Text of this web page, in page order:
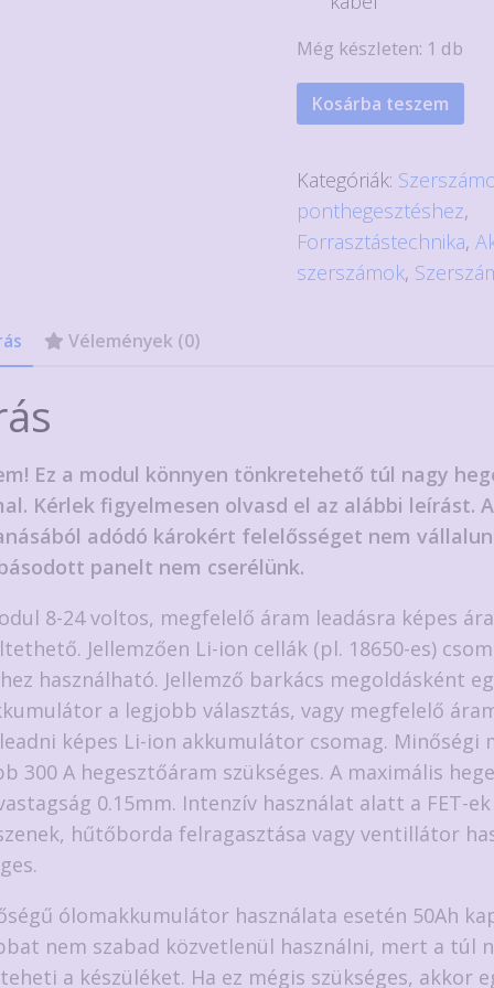
Még készleten: 1 db
DC
ponthegesztő
900A
mennyiség
Kosárba teszem
Kategóriák:
ponthegesztéshez,
Forrasztástechnika,
szerszámok,
Vélemények (0)
Ez a modul könnyen tönkretehető túl nagy
Kérlek figyelmesen olvasd el az alábbi leírást.
adódó károkért felelősséget nem
panelt nem cserélünk.
8-24 voltos, megfelelő áram leadásra képes
Jellemzően Li-ion cellák (pl. 18650-es)
használható. Jellemző barkács megoldásként
a legjobb választás, vagy megfelelő
képes Li-ion akkumulátor csomag. Minőségi
300 A hegesztőáram szükséges. A maximális
0.15mm. Intenzív használat alatt a FET-
hűtőborda felragasztása vagy ventillátor
ólomakkumulátor használata esetén 50Ah
nem szabad közvetlenül használni, mert a túl
a készüléket. Ha ez mégis szükséges, akkor